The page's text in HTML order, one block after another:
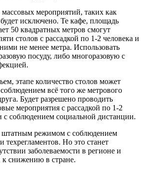
мероприятий, таких как
исключено. Те кафе, площадь
50 квадратных метров смогут
столов с рассадкой по 1-2 человека и
не менее метра. Использовать
посуду, либо многоразовую с
этапе количество столов может
всё того же метрового
Будет разрешено проводить
мероприятия с рассадкой по 1-2
с соблюдением социальной дистанции.
штатным режимом с соблюдением
техрегламентов. Но это станет
заболеваемости в регионе и
к снижению в стране.